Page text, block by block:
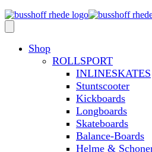
Shop
ROLLSPORT
INLINESKATES
Stuntscooter
Kickboards
Longboards
Skateboards
Balance-Boards
Helme &